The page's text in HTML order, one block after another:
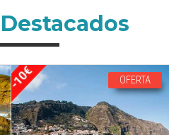
OFERTA